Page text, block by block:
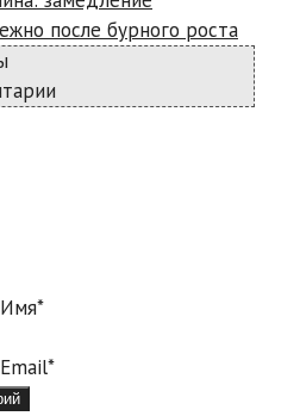
после бурного роста
Имя*
Email*